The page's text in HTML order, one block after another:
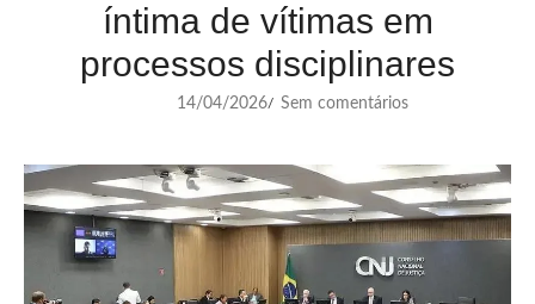
íntima de vítimas em
processos disciplinares
14/04/2026/ Sem comentários